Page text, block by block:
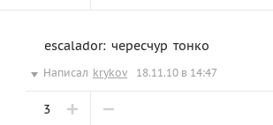
escalador: чересчур тонко
Написал krykov 18.11.10 в 14:47
3